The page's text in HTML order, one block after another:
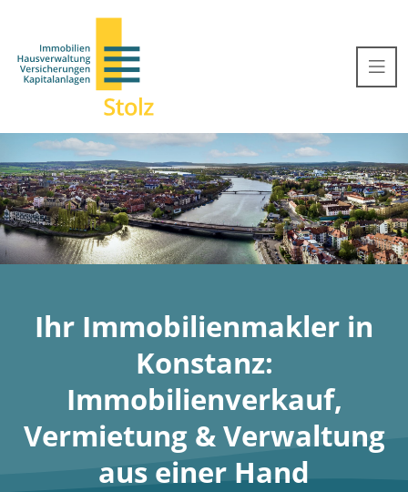
Ihr Immobilienmakler in
Konstanz:
Immobilienverkauf,
Vermietung & Verwaltung
aus einer Hand